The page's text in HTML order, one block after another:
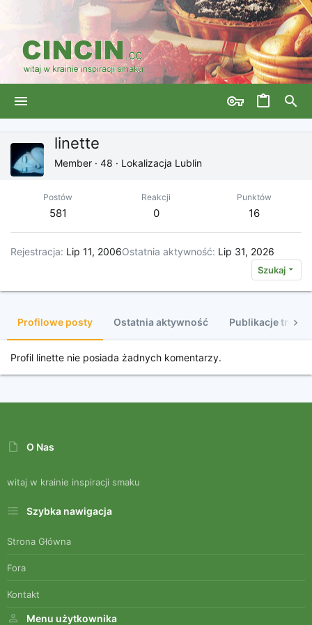
linette
Member · 48 · Lokalizacja Lublin
Postów
581
Reakcji
0
Punktów
16
Rejestracja Lip 11, 2006Ostatnia aktywność Lip 31, 2026
Szukaj
Profilowe posty Ostatnia aktywność Publikacje treści
Profil linette nie posiada żadnych komentarzy.
O Nas
witaj w krainie inspiracji smaku
Szybka nawigacja
Strona Główna
Fora
Kontakt
Menu użytkownika